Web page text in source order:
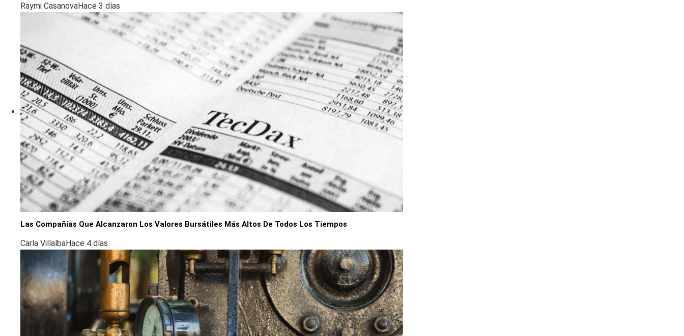
Raymi CasanovaHace 3 días
Las Compañías Que Alcanzaron Los Valores Bursátiles Más Altos De Todos Los Tiempos
Carla VillalbaHace 4 días